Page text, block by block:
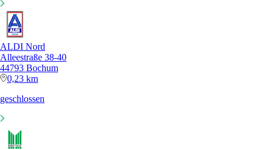
ALDI Nord
Alleestraße 38-40
44793 Bochum
0,23 km
geschlossen